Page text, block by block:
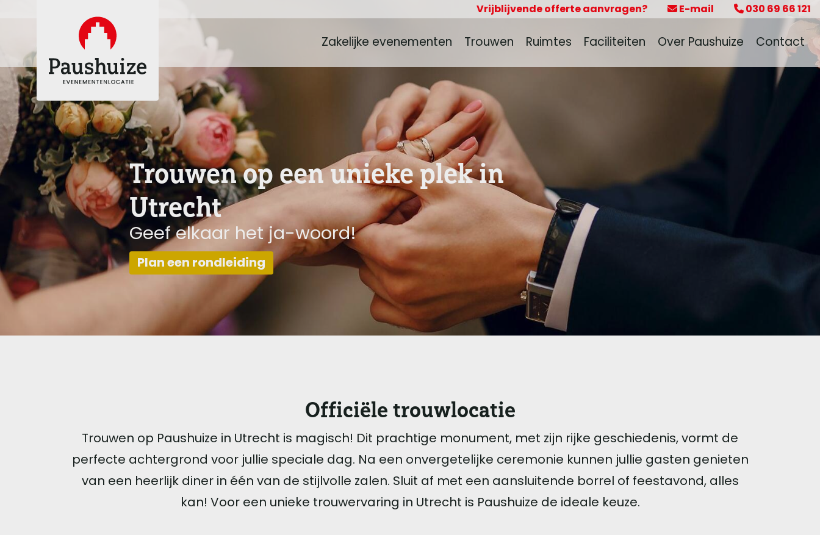
Vrijblijvende offerte aanvragen? E-mail 030 69 66 121
Zakelijke evenementen Trouwen Ruimtes Faciliteiten Over Paushuize Contact
Trouwen op een unieke plek in
Utrecht
Geef elkaar het ja-woord!
Plan een rondleiding
Officiële trouwlocatie
Trouwen op Paushuize in Utrecht is magisch! Dit prachtige monument, met zijn rijke geschiedenis, vormt de
perfecte achtergrond voor jullie speciale dag. Na een onvergetelijke ceremonie kunnen jullie gasten genieten
van een heerlijk diner in één van de stijlvolle zalen. Sluit af met een aansluitende borrel of feestavond, alles
kan! Voor een unieke trouwervaring in Utrecht is Paushuize de ideale keuze.